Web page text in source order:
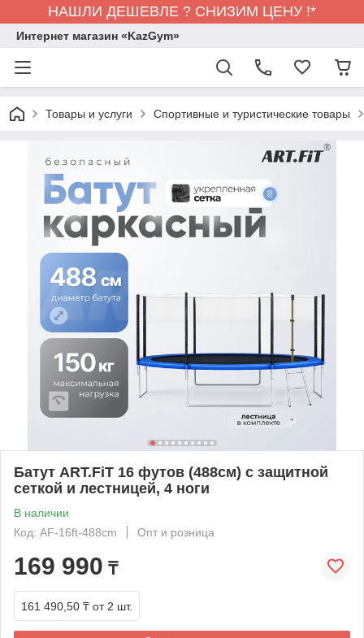
НАШЛИ ДЕШЕВЛЕ ? СНИЗИМ ЦЕНУ !*
Интернет магазин «KazGym»
Товары и услуги Спортивные и туристические товары
Батут ART.FiT 16 футов (488см) с защитной
сеткой и лестницей, 4 ноги
В наличии
Код: AF-16ft-488cm
Опт и розница
169 990 ₸
161 490,50 ₸ от 2 шт.